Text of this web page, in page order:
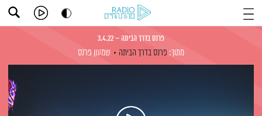
פרנס בדרך הביתה – 3.4.22
מתוך: פרנס בדרך הביתה שמעון פרנס